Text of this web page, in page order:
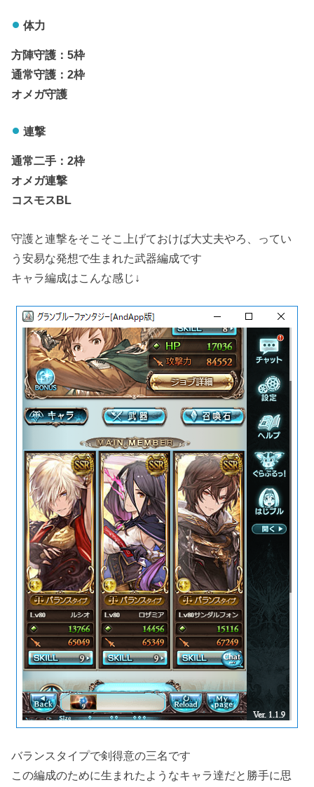
体力
方陣守護：5枠
通常守護：2枠
オメガ守護
連撃
通常二手：2枠
オメガ連撃
コスモスBL
守護と連撃をそこそこ上げておけば大丈夫やろ、ってい
う安易な発想で生まれた武器編成です
キャラ編成はこんな感じ↓
バランスタイプで剣得意の三名です
この編成のために生まれたようなキャラ達だと勝手に思